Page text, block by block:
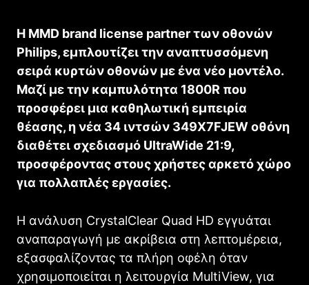
Η MMD brand license partner των οθονών
Philips, εμπλουτίζει την αναπτυσσόμενη
σειρά κυρτών οθονών με ένα νέο μοντέλο.
Μαζί με την καμπυλότητα 1800R που
προσφέρει μια καθηλωτική εμπειρία
θέασης, η νέα 34 ιντσών 349X7FJEW οθόνη
διαθέτει σχεδιασμό UltraWide 21:9,
προσφέροντας στους χρήστες αρκετό χώρο
για πολλαπλές εργασίες.
Η ανάλυση CrystalClear Quad HD εγγυάται
αναπαραγωγή με ακρίβεια στη λεπτομέρεια,
εξασφαλίζοντας τα πλήρη οφέλη όταν
χρησιμοποιείται η λειτουργία MultiView, για